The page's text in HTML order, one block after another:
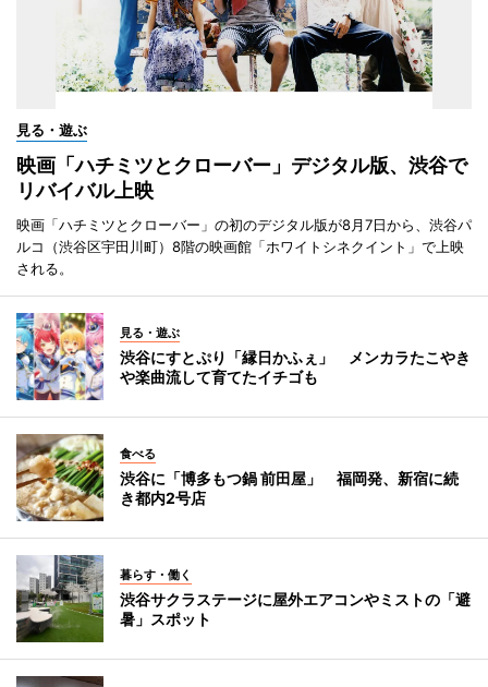
見る・遊ぶ
映画「ハチミツとクローバー」デジタル版、渋谷で
リバイバル上映
映画「ハチミツとクローバー」の初のデジタル版が8月7日から、渋谷パ
ルコ（渋谷区宇田川町）8階の映画館「ホワイトシネクイント」で上映
される。
見る・遊ぶ
渋谷にすとぷり「縁日かふぇ」 メンカラたこやき
や楽曲流して育てたイチゴも
食べる
渋谷に「博多もつ鍋 前田屋」 福岡発、新宿に続
き都内2号店
暮らす・働く
渋谷サクラステージに屋外エアコンやミストの「避
暑」スポット